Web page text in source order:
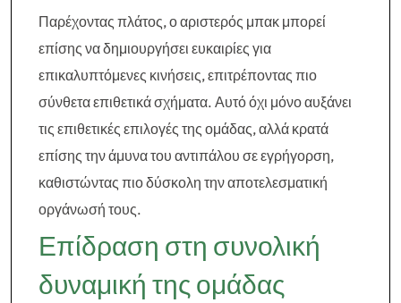
Παρέχοντας πλάτος, ο αριστερός μπακ μπορεί
επίσης να δημιουργήσει ευκαιρίες για
επικαλυπτόμενες κινήσεις, επιτρέποντας πιο
σύνθετα επιθετικά σχήματα. Αυτό όχι μόνο αυξάνει
τις επιθετικές επιλογές της ομάδας, αλλά κρατά
επίσης την άμυνα του αντιπάλου σε εγρήγορση,
καθιστώντας πιο δύσκολη την αποτελεσματική
οργάνωσή τους.
Επίδραση στη συνολική
δυναμική της ομάδας